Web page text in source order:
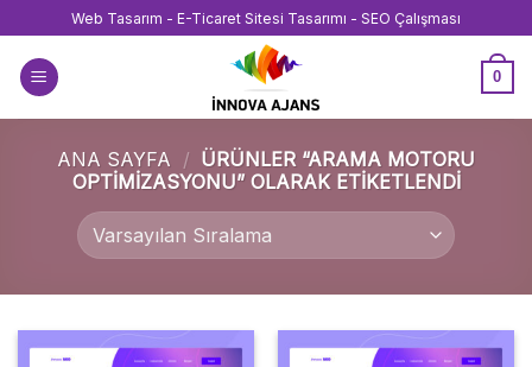
atla
Web Tasarım - E-Ticaret Sitesi Tasarımı - SEO Çalışması
0
ANA SAYFA / ÜRÜNLER “ARAMA MOTORU
OPTIMIZASYONU” OLARAK ETIKETLENDI